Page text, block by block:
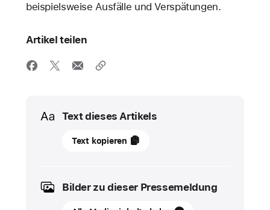
beispielsweise Ausfälle und Verspätungen.
Artikel teilen
Media
Text dieses Artikels
Mai
Text kopieren
Bilder zu dieser Pressemeldung